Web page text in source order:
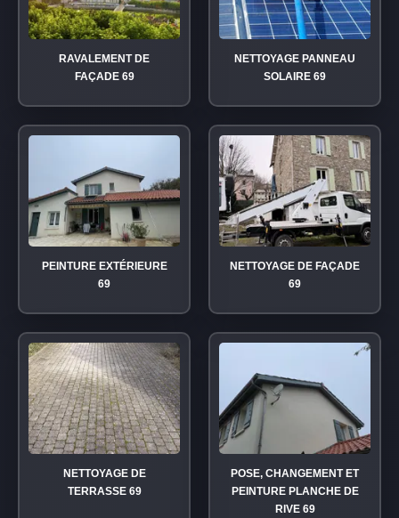
RAVALEMENT DE
FAÇADE 69
NETTOYAGE PANNEAU
SOLAIRE 69
PEINTURE EXTÉRIEURE
69
NETTOYAGE DE FAÇADE
69
NETTOYAGE DE
TERRASSE 69
POSE, CHANGEMENT ET
PEINTURE PLANCHE DE
RIVE 69